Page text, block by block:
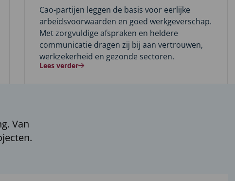
Cao-partijen leggen de basis voor eerlijke
arbeidsvoorwaarden en goed werkgeverschap.
Met zorgvuldige afspraken en heldere
communicatie dragen zij bij aan vertrouwen,
werkzekerheid en gezonde sectoren.
Lees verder
Van